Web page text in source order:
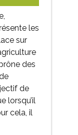
les
sur
des
de
lorsqu’il
cela, il